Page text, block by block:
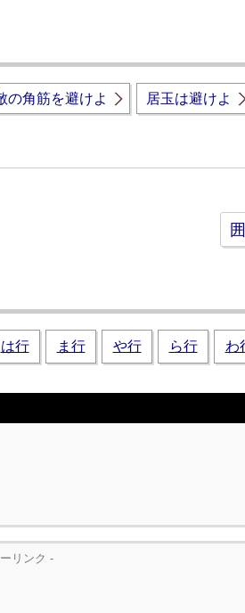
の角筋を避けよ 居玉は避けよ
は行 ま行 や行 ら行 わ
リンク -